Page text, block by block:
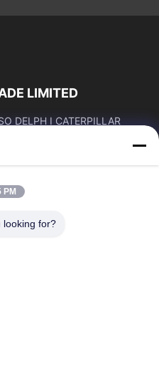
LIMITED
DELPH I CATERPILLAR
Company whatsapp Zahl:
Produkte
Werksbesichtigung
PM
looking for?